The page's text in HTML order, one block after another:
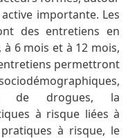
importante. Les
des entretiens en
à 6 mois et à 12 mois,
permettront
de drogues, la
à risque liées à
à risque, le